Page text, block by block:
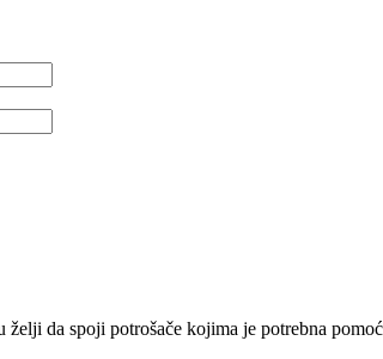
želji da spoji potrošače kojima je potrebna